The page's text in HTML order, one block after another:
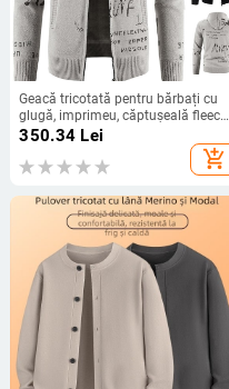
Geacă tricotată pentru bărbați cu
glugă, imprimeu, căptușeală fleece,
croială lejeră, mâneci lungi
350.34 Lei
add_shopping_cart